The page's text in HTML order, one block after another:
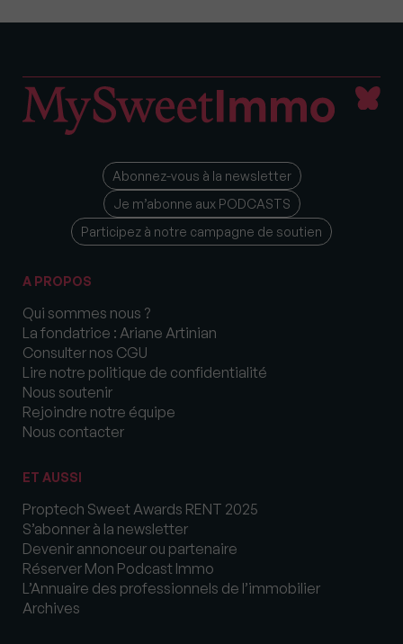
Abonnez-vous à la newsletter
Je m’abonne aux PODCASTS
Participez à notre campagne de soutien
A PROPOS
Qui sommes nous ?
La fondatrice : Ariane Artinian
Consulter nos CGU
Lire notre politique de confidentialité
Nous soutenir
Rejoindre notre équipe
Nous contacter
ET AUSSI
Proptech Sweet Awards RENT 2025
S’abonner à la newsletter
Devenir annonceur ou partenaire
Réserver Mon Podcast Immo
L’Annuaire des professionnels de l’immobilier
Archives